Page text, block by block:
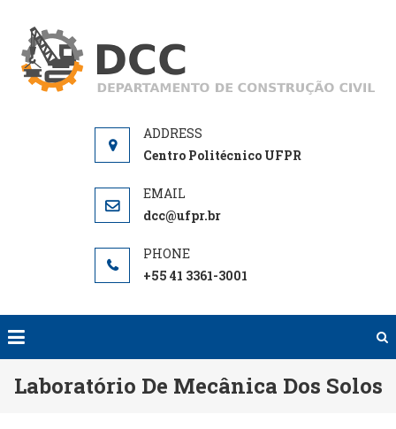
content
Centro Politécnico UFPR
dcc@ufpr.br
+55 41 3361-3001
Laboratório De Mecânica Dos Solos